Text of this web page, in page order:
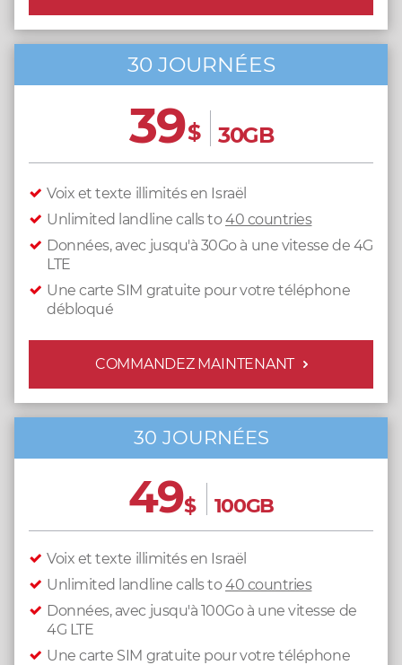
30 JOURNÉES
39$ 30GB
Voix et texte illimités en Israël
Unlimited landline calls to40 countries
Données, avec jusqu'à 30Go à une vitesse de 4G
LTE
Une carte SIM gratuite pour votre téléphone
débloqué
COMMANDEZ MAINTENANT
30 JOURNÉES
49$ 100GB
Voix et texte illimités en Israël
Unlimited landline calls to40 countries
Données, avec jusqu'à 100Go à une vitesse de
4G LTE
Une carte SIM gratuite pour votre téléphone